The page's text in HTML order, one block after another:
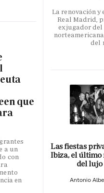
que
a un
con
en
La renovación
Real Madrid,
exjugador del
del
Las fiestas
Ibiza, el último
del lujo
Antonio